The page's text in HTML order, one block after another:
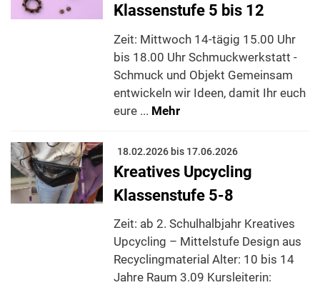
Klassenstufe 5 bis 12
Zeit: Mittwoch 14-tägig 15.00 Uhr
bis 18.00 Uhr Schmuckwerkstatt -
Schmuck und Objekt Gemeinsam
entwickeln wir Ideen, damit Ihr euch
eure ... Mehr
18.02.2026 bis 17.06.2026
Kreatives Upcycling
Klassenstufe 5-8
Zeit: ab 2. Schulhalbjahr Kreatives
Upcycling – Mittelstufe Design aus
Recyclingmaterial Alter: 10 bis 14
Jahre Raum 3.09 Kursleiterin: